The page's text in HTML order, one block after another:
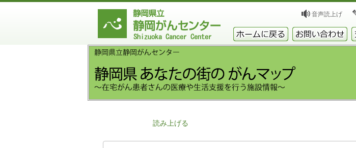
音声読上げ
読み上げる